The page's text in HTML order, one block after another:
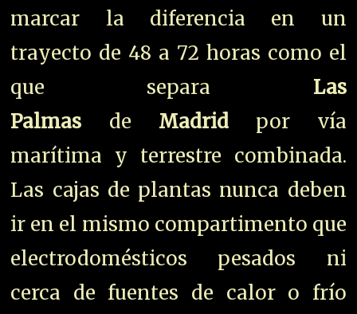
marcar la diferencia en un
trayecto de 48 a 72 horas como el
que separa Las
Palmas de Madrid por vía
marítima y terrestre combinada.
Las cajas de plantas nunca deben
ir en el mismo compartimento que
electrodomésticos pesados ni
cerca de fuentes de calor o frío